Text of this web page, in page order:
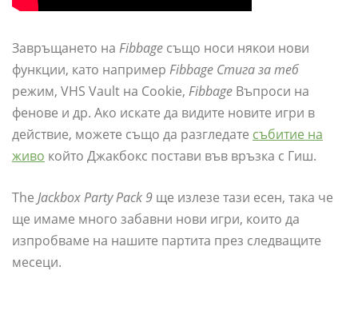
Завръщането на Fibbage също носи някои нови
функции, като например Fibbage Стига за теб
режим, VHS Vault на Cookie, Fibbage Въпроси на
фенове и др. Ако искате да видите новите игри в
действие, можете също да разгледате събитие на
живо който Джакбокс постави във връзка с Гиш.
The Jackbox Party Pack 9 ще излезе тази есен, така че
ще имаме много забавни нови игри, които да
изпробваме на нашите партита през следващите
месеци.